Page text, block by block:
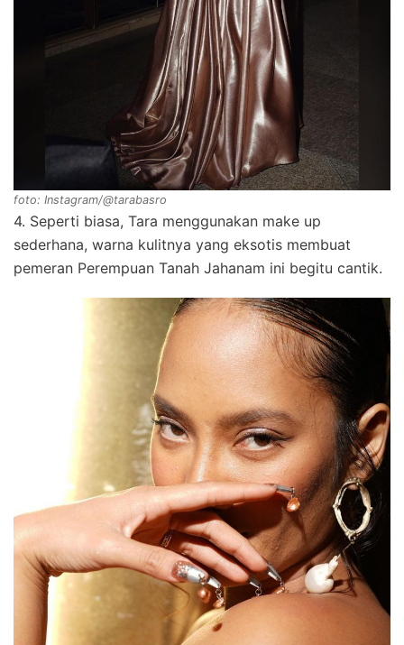
foto: Instagram/@tarabasro
4. Seperti biasa, Tara menggunakan make up
sederhana, warna kulitnya yang eksotis membuat
pemeran Perempuan Tanah Jahanam ini begitu cantik.